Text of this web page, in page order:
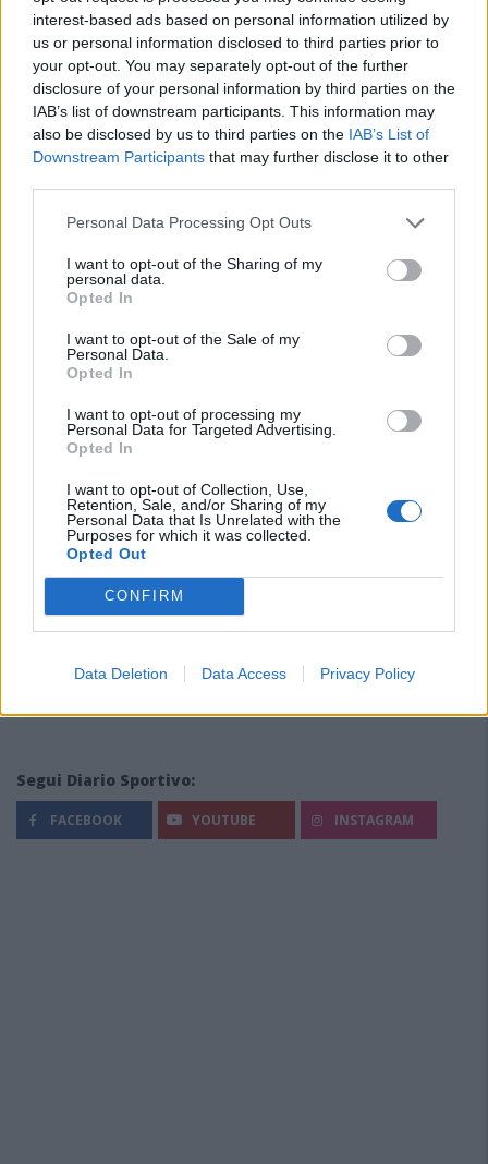
interest-based ads based on personal information utilized by
us or personal information disclosed to third parties prior to
your opt-out. You may separately opt-out of the further
disclosure of your personal information by third parties on the
IAB’s list of downstream participants. This information may
also be disclosed by us to third parties on the IAB’s List of
Downstream Participants that may further disclose it to other
Personal Data Processing Opt Outs
I want to opt-out of the Sharing of my
personal data.
Opted In
I want to opt-out of the Sale of my
Personal Data.
Opted In
I want to opt-out of processing my
Personal Data for Targeted Advertising.
Opted In
I want to opt-out of Collection, Use,
Retention, Sale, and/or Sharing of my
Personal Data that Is Unrelated with the
Purposes for which it was collected.
Opted Out
CONFIRM
Data Deletion Data Access Privacy Policy
Carlucci, Bevilacqua, Solinas, Souare e Galic
7 Ago 2026
Per Carbonia e Olbia si apre lo spiraglio di
ripartire dalla Seconda
7 Ago 2026
Manuel Rinino e Samuele Vacca
8 ripescaggi
7 Ago 2026
Segui Diario Sportivo:
FACEBOOK YOUTUBE INSTAGRAM